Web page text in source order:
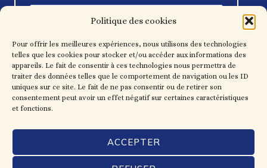
Politique des cookies
Pour offrir les meilleures expériences, nous utilisons des technologies
telles que les cookies pour stocker et/ou accéder aux informations des
appareils. Le fait de consentir à ces technologies nous permettra de
traiter des données telles que le comportement de navigation ou les ID
uniques sur ce site. Le fait de ne pas consentir ou de retirer son
consentement peut avoir un effet négatif sur certaines caractéristiques
et fonctions.
ACCEPTER